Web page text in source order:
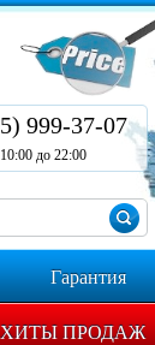
999-37-07
до 22:00
Гарантия
ХИТЫ ПРОДАЖ